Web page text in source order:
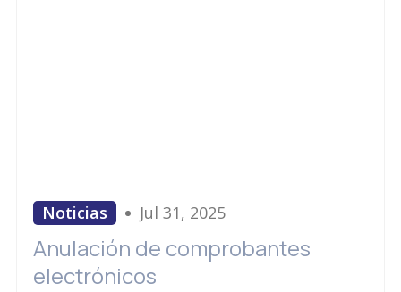
Noticias Jul 31, 2025
Anulación de comprobantes
electrónicos